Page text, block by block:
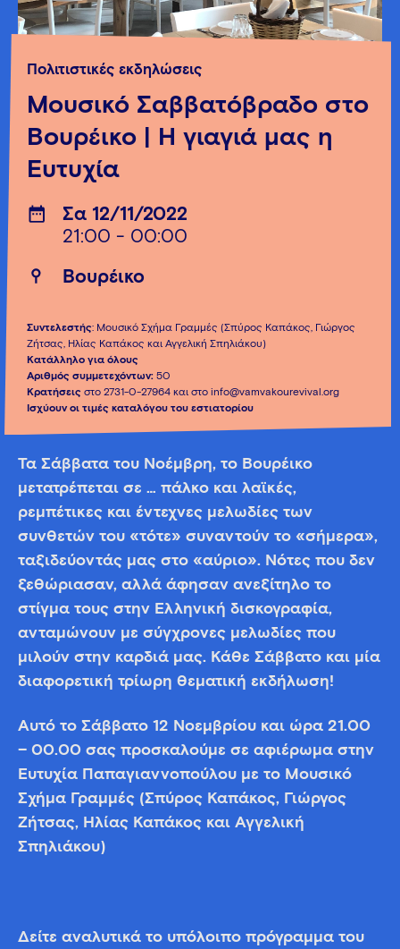
Πολιτιστικές εκδηλώσεις
Μουσικό Σαββατόβραδο στο
Βουρέικο | Η γιαγιά μας η
Ευτυχία
Σα 12/11/2022
21:00 - 00:00
Βουρέικο
Συντελεστής: Μουσικό Σχήμα Γραμμές (Σπύρος Καπάκος, Γιώργος
Ζήτσας, Ηλίας Καπάκος και Αγγελική Σπηλιάκου)
Κατάλληλο για όλους
Αριθμός συμμετεχόντων: 50
Κρατήσεις στο 2731-0-27964 και στο info@vamvakourevival.org
Ισχύουν οι τιμές καταλόγου του εστιατορίου
Τα Σάββατα του Νοέμβρη, το Βουρέικο
μετατρέπεται σε … πάλκο και λαϊκές,
ρεμπέτικες και έντεχνες μελωδίες των
συνθετών του «τότε» συναντούν το «σήμερα»,
ταξιδεύοντάς μας στο «αύριο». Νότες που δεν
ξεθώριασαν, αλλά άφησαν ανεξίτηλο το
στίγμα τους στην Ελληνική δισκογραφία,
ανταμώνουν με σύγχρονες μελωδίες που
μιλούν στην καρδιά μας. Κάθε Σάββατο και μία
διαφορετική τρίωρη θεματική εκδήλωση!
Αυτό το Σάββατο 12 Νοεμβρίου και ώρα 21.00
– 00.00 σας προσκαλούμε σε αφιέρωμα στην
Ευτυχία Παπαγιαννοπούλου με το Μουσικό
Σχήμα Γραμμές (Σπύρος Καπάκος, Γιώργος
Ζήτσας, Ηλίας Καπάκος και Αγγελική
Σπηλιάκου)
Δείτε αναλυτικά το υπόλοιπο πρόγραμμα του